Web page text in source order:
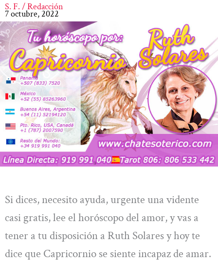
S. F. / Redacción
7 octubre, 2022
Si dices, necesito ayuda, urgente una vidente
casi gratis, lee el horóscopo del amor, y vas a
tener a tu disposición a Ruth Solares y hoy te
dice que Capricornio se siente incapaz de amar.